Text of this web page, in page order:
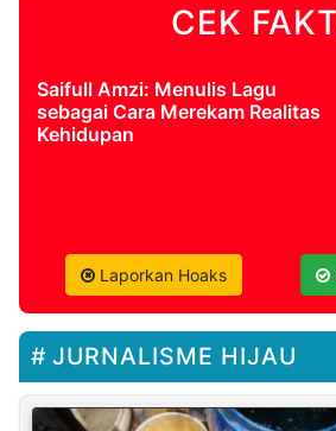
CEK
Saifull Amzi: Menulis Lagu
sebagai Cara Merekam Realitas
Kehidupan
Laporkan Hoaks
JURNALISME HIJAU